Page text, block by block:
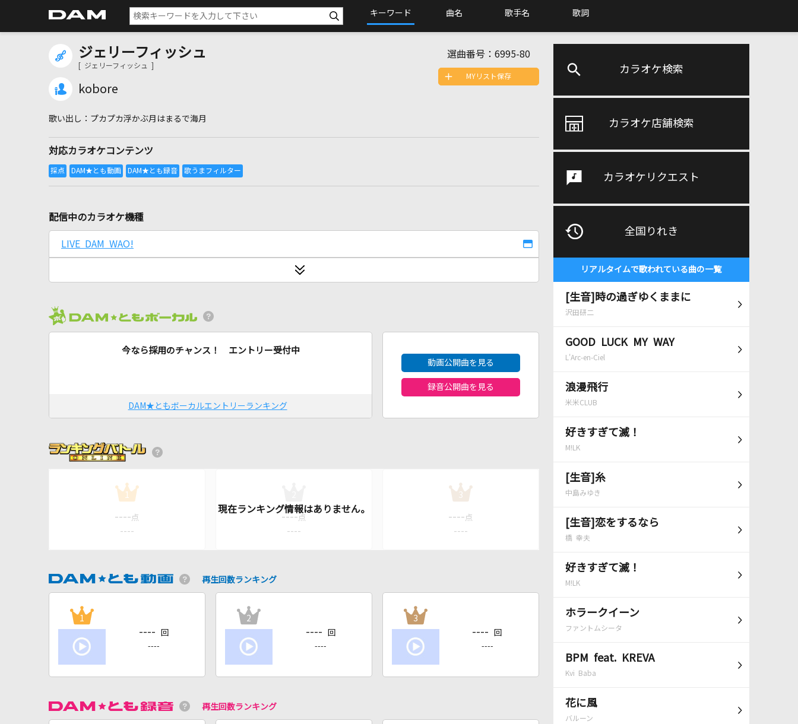
キーワード 曲名 歌手名 歌詞
カラオケ検索
カラオケ店舗検索
カラオケリクエスト
全国りれき
リアルタイムで歌われている曲の一覧
[生音]時の過ぎゆくままに
沢田研二
GOOD LUCK MY WAY
L'Arc-en-Ciel
浪漫飛行
米米CLUB
好きすぎて滅！
M!LK
[生音]糸
中島みゆき
[生音]恋をするなら
橋 幸夫
好きすぎて滅！
M!LK
ホラークイーン
ファントムシータ
BPM feat. KREVA
Kvi Baba
花に風
バルーン
ジェリーフィッシュ
[ ジェリーフィッシュ ]
kobore
選曲番号： 6995-80
プカプカ浮かぶ月はまるで海月
対応カラオケコンテンツ
MYリスト保存
配信中のカラオケ機種
LIVE DAM WAO!
今なら採用のチャンス！ エントリー受付中
DAM★ともボーカルエントリーランキング
動画公開曲を見る
録音公開曲を見る
1
---- 点
----
---- 点
----
3
---- 点
----
再生回数ランキング
1
---- 回
----
2
---- 回
----
3
---- 回
----
再生回数ランキング